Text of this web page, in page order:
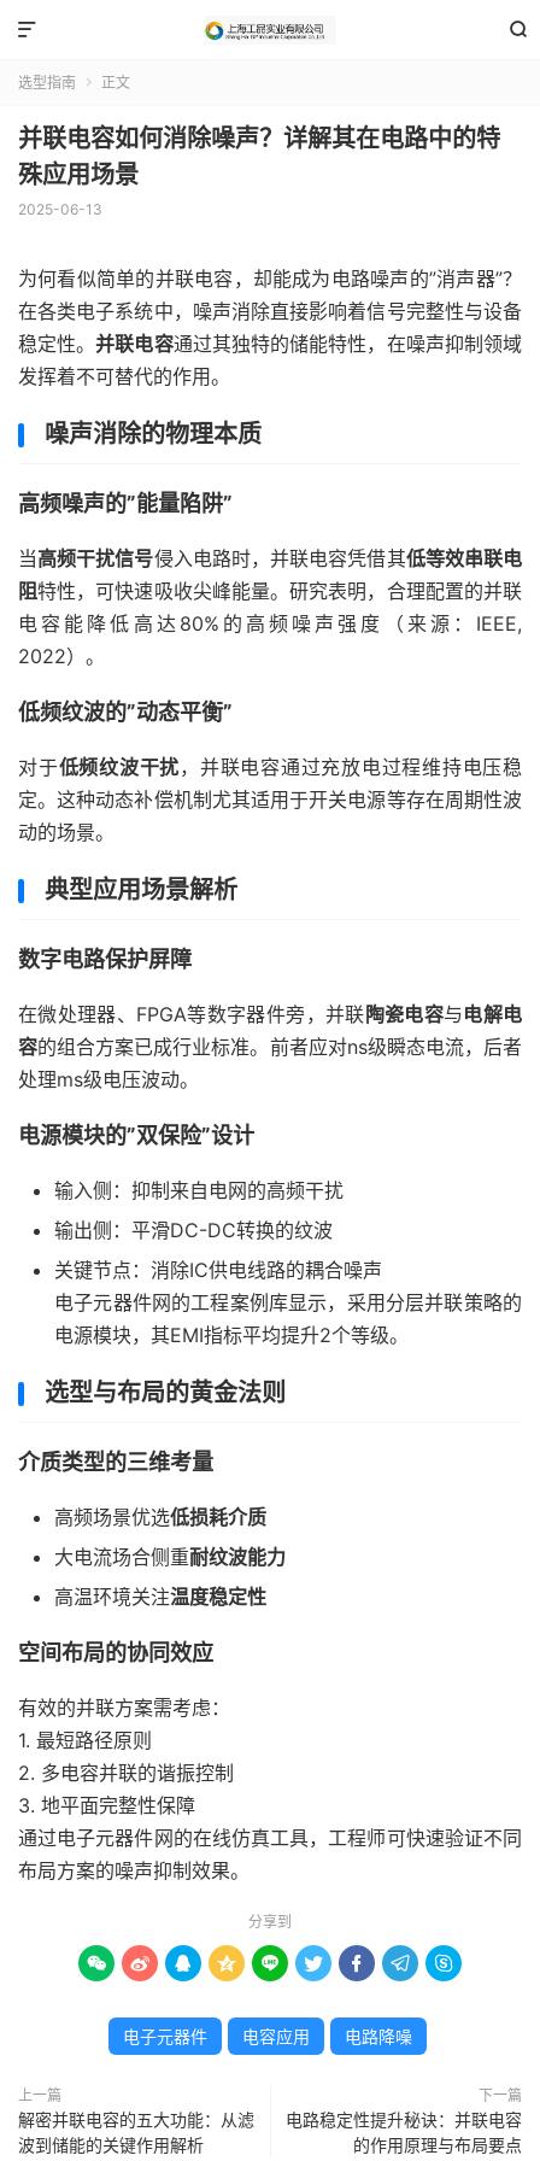


选型指南  正文
并联电容如何消除噪声？详解其在电路中的特
殊应用场景
2025-06-13
为何看似简单的并联电容，却能成为电路噪声的”消声器”？
在各类电子系统中，噪声消除直接影响着信号完整性与设备
稳定性。并联电容通过其独特的储能特性，在噪声抑制领域
发挥着不可替代的作用。
噪声消除的物理本质
高频噪声的”能量陷阱”
当高频干扰信号侵入电路时，并联电容凭借其低等效串联电
阻特性，可快速吸收尖峰能量。研究表明，合理配置的并联
电容能降低高达80%的高频噪声强度（来源：IEEE,
2022）。
低频纹波的”动态平衡”
对于低频纹波干扰，并联电容通过充放电过程维持电压稳
定。这种动态补偿机制尤其适用于开关电源等存在周期性波
动的场景。
典型应用场景解析
数字电路保护屏障
在微处理器、FPGA等数字器件旁，并联 陶瓷电容与电解电
容的组合方案已成行业标准。前者应对ns级瞬态电流，后者
处理ms级电压波动。
电源模块的”双保险”设计
输入侧：抑制来自电网的高频干扰
输出侧：平滑DC-DC转换的纹波
关键节点：消除IC供电线路的耦合噪声
电子元器件网的工程案例库显示，采用分层并联策略的
电源模块，其EMI指标平均提升2个等级。
选型与布局的黄金法则
介质类型的三维考量
高频场景优选低损耗介质
大电流场合侧重耐纹波能力
高温环境关注温度稳定性
空间布局的协同效应
有效的并联方案需考虑：
1. 最短路径原则
2. 多电容并联的谐振控制
3. 地平面完整性保障
通过电子元器件网的在线仿真工具，工程师可快速验证不同
布局方案的噪声抑制效果。
分享到
        
电子元器件 电容应用 电路降噪
上一篇
解密并联电容的五大功能：从滤
波到储能的关键作用解析
下一篇
电路稳定性提升秘诀：并联电容
的作用原理与布局要点